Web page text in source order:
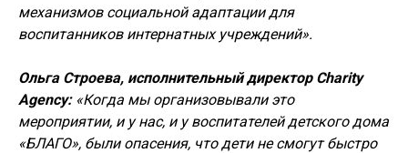
механизмов социальной адаптации для
воспитанников интернатных учреждений».
Ольга Строева, исполнительный директор Charity
Agency:«Когда мы организовывали это
мероприятии, и у нас, и у воспитателей детского дома
«БЛАГО», были опасения, что дети не смогут быстро